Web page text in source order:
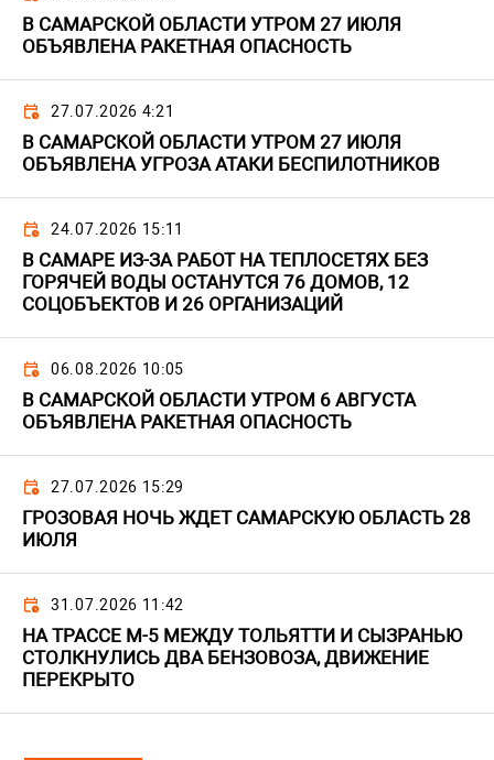
В САМАРСКОЙ ОБЛАСТИ УТРОМ 27 ИЮЛЯ
ОБЪЯВЛЕНА РАКЕТНАЯ ОПАСНОСТЬ
27.07.2026 4:21
В САМАРСКОЙ ОБЛАСТИ УТРОМ 27 ИЮЛЯ
ОБЪЯВЛЕНА УГРОЗА АТАКИ БЕСПИЛОТНИКОВ
24.07.2026 15:11
В САМАРЕ ИЗ-ЗА РАБОТ НА ТЕПЛОСЕТЯХ БЕЗ
ГОРЯЧЕЙ ВОДЫ ОСТАНУТСЯ 76 ДОМОВ, 12
СОЦОБЪЕКТОВ И 26 ОРГАНИЗАЦИЙ
06.08.2026 10:05
В САМАРСКОЙ ОБЛАСТИ УТРОМ 6 АВГУСТА
ОБЪЯВЛЕНА РАКЕТНАЯ ОПАСНОСТЬ
27.07.2026 15:29
ГРОЗОВАЯ НОЧЬ ЖДЕТ САМАРСКУЮ ОБЛАСТЬ 28
ИЮЛЯ
31.07.2026 11:42
НА ТРАССЕ М-5 МЕЖДУ ТОЛЬЯТТИ И СЫЗРАНЬЮ
СТОЛКНУЛИСЬ ДВА БЕНЗОВОЗА, ДВИЖЕНИЕ
ПЕРЕКРЫТО